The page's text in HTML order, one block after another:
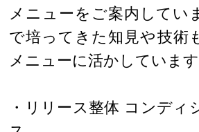
メニューをご案内してい
で培ってきた知見や技術
メニューに活かしています
・リリース整体 コンディ